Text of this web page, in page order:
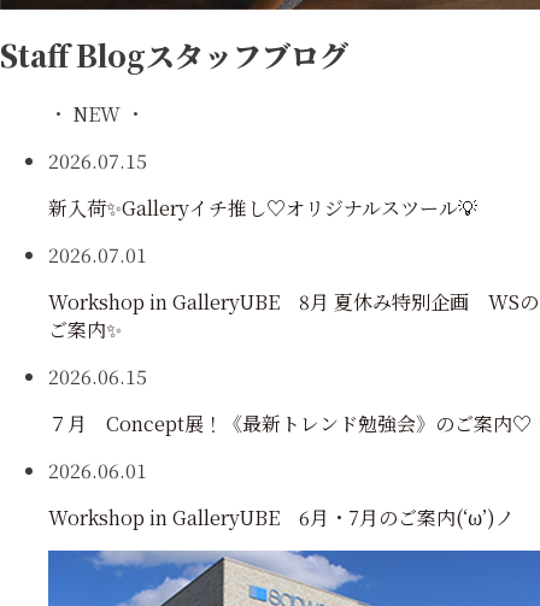
Staff Blogスタッフブログ
・ NEW ・
2026.07.15
新入荷✨Galleryイチ推し♡オリジナルスツール💡
2026.07.01
Workshop in GalleryUBE 8月 夏休み特別企画 WSの
ご案内✨
2026.06.15
７月 Concept展！《最新トレンド勉強会》のご案内♡
2026.06.01
Workshop in GalleryUBE 6月・7月のご案内(‘ω’)ノ